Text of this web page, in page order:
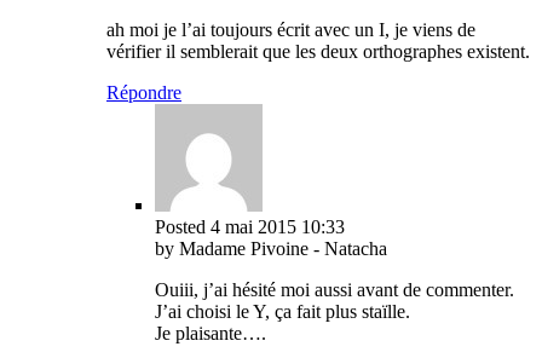
ah moi je l’ai toujours écrit avec un I, je viens de
vérifier il semblerait que les deux orthographes existent.
Répondre
Posted 4 mai 2015 10:33
by Madame Pivoine - Natacha
Ouiii, j’ai hésité moi aussi avant de commenter.
J’ai choisi le Y, ça fait plus staïlle.
Je plaisante….